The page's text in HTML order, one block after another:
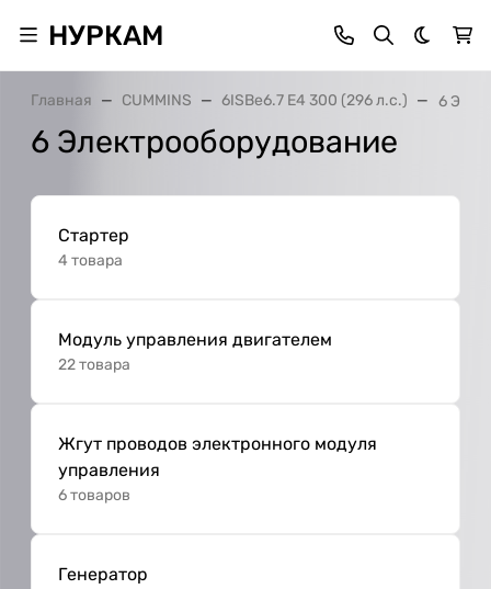
НУРКАМ Темная
Главная CUMMINS 6ISBe6.7 E4 300 (296 л.с.) 6
6 Электрооборудование
Стартер
4 товара
Модуль управления двигателем
22 товара
Жгут проводов электронного модуля
управления
6 товаров
Генератор